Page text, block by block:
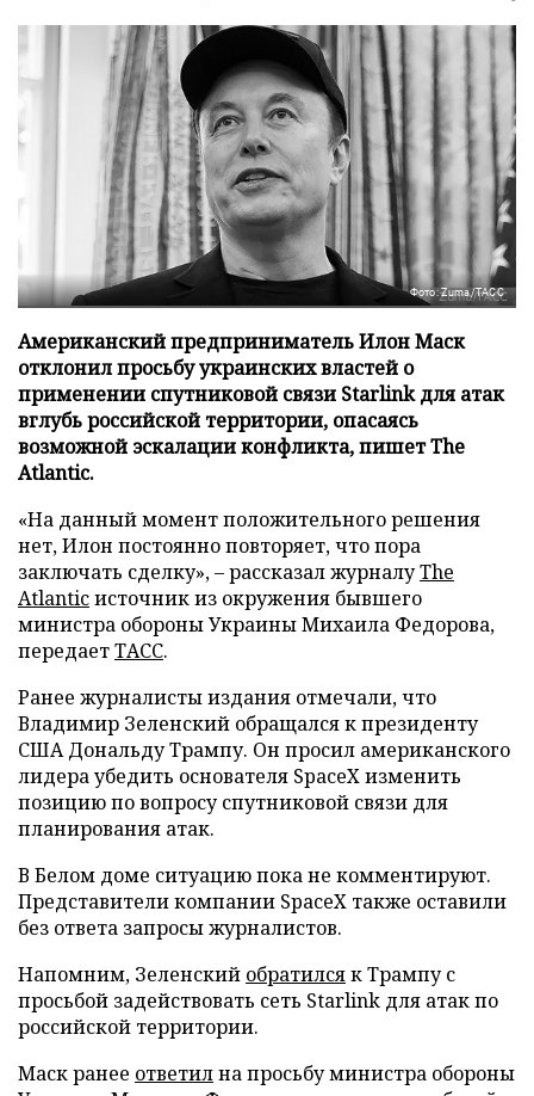
Фото: Zuma/ТАСС
Американский предприниматель Илон Маск
отклонил просьбу украинских властей о
применении спутниковой связи Starlink для атак
вглубь российской территории, опасаясь
возможной эскалации конфликта, пишет The
Atlantic.
«На данный момент положительного решения
нет, Илон постоянно повторяет, что пора
заключать сделку», – рассказал журналуThe
Atlanticисточник из окружения бывшего
министра обороны Украины Михаила Федорова,
передаетТАСС.
Ранее журналисты издания отмечали, что
Владимир Зеленский обращался к президенту
США Дональду Трампу. Он просил американского
лидера убедить основателя SpaceX изменить
позицию по вопросу спутниковой связи для
планирования атак.
В Белом доме ситуацию пока не комментируют.
Представители компании SpaceX также оставили
без ответа запросы журналистов.
Напомним, Зеленский обратилсяк Трампу с
просьбой задействовать сеть Starlink для атак по
российской территории.
Маск ранее ответилна просьбу министра обороны